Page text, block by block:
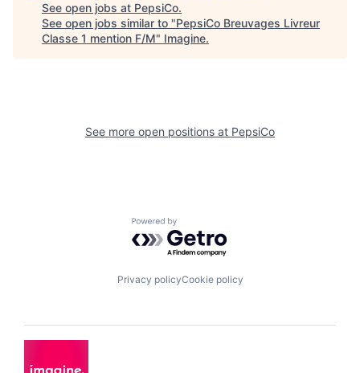
See open jobs at PepsiCo.
See open jobs similar to "PepsiCo Breuvages Livreur
Classe 1 mention F/M" Imagine.
See more open positions at PepsiCo
Powered by Getro.com
Privacy policyCookie policy